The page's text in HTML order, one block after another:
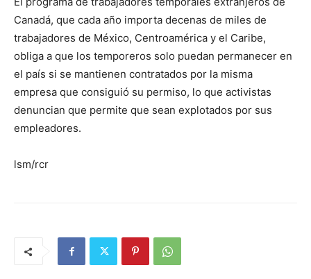
Canadá, que cada año importa decenas de miles de
trabajadores de México, Centroamérica y el Caribe,
obliga a que los temporeros solo puedan permanecer en
el país si se mantienen contratados por la misma
empresa que consiguió su permiso, lo que activistas
denuncian que permite que sean explotados por sus
empleadores.
lsm/rcr